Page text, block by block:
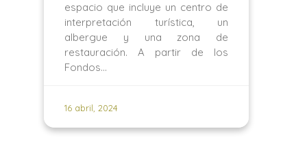
espacio que incluye un centro de
interpretación turística, un
albergue y una zona de
restauración. A partir de los
Fondos…
16 abril, 2024